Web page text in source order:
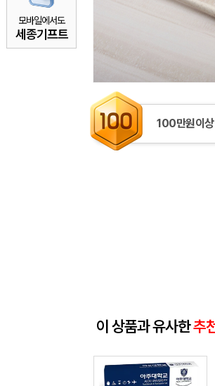
모바일에서도
세종기프트
100만원이상
이 상품과 유사한추